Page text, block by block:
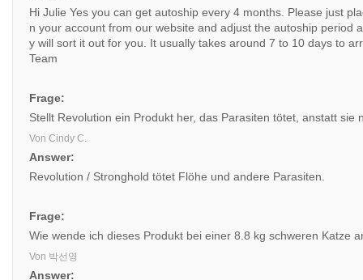
Hi Julie Yes you can get autoship every 4 months. Please just
n your account from our website and adjust the autoship
y will sort it out for you. It usually takes around 7 to 10 days to
Team
Frage:
Stellt Revolution ein Produkt her, das Parasiten tötet, anstatt sie
Von Cindy C.
Answer:
Revolution / Stronghold tötet Flöhe und andere Parasiten.
Frage:
Wie wende ich dieses Produkt bei einer 8.8 kg schweren Katze
Von 박선영
Answer: